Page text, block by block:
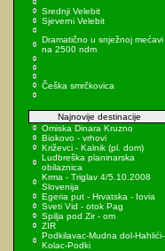
Srednji Velebit
Sjeverni Velebit
Dramatično u snježnoj mećavi
na 2500 ndm
Češka smrčkovica
Najnovije destinacije
Omiska Dinara Kruzno
Biokovo - vrhovi
Križevci - Kalnik (pl. dom)
Ludbreška planinarska
obilaznica
Krma - Triglav 4/5.10.2008
Slovenija
Egeria put - Hrvatska - Iovia
Sveti Vid - otok Pag
Spilja pod Zir - om
ZIR
Podkilavac-Mudna dol-Hahlići-
Kolac-Podki